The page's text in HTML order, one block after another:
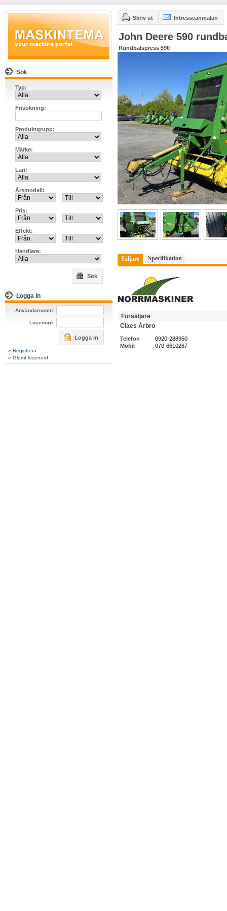
Sök
Typ:
Frisökning:
Produktgrupp:
Märke:
Län:
Årsmodell:
Pris:
Effekt:
Handlare:
Sök
Logga in
Användarnamn:
Lösenord:
Logga in
» Registrera
» Glömt lösenord
Skriv ut Intresseanmälan
John Deere 590
Rundbalspress 590
Säljare Specifikation
Försäljare
Claes Årbro
Telefon
0920-288950
Mobil
070-6610267